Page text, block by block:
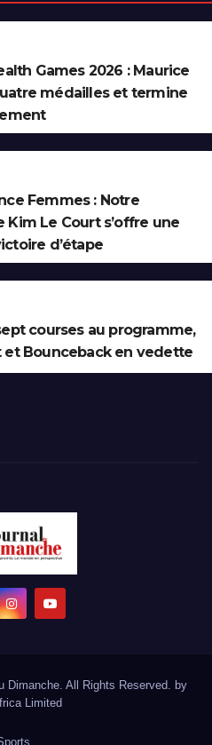
Games 2026 : Maurice
médailles et termine
Femmes : Notre
Kim Le Court s’offre une
d’étape
courses au programme,
et Bounceback en vedette
Dimanche. All Rights Reserved. by
Limited